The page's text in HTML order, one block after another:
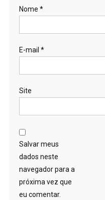
Nome *
E-mail *
Site
Salvar meus
dados neste
navegador para a
próxima vez que
eu comentar.